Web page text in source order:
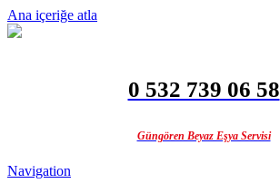
Ana içeriğe atla
0 532 739 06 58
Güngören Beyaz Eşya Servisi
Navigation